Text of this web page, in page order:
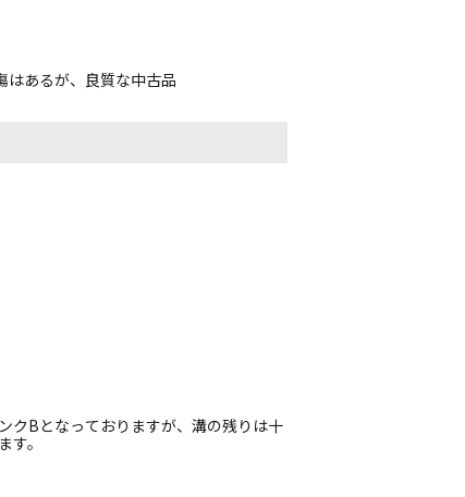
はあるが、良質な中古品
クBとなっておりますが、溝の残りは十
。